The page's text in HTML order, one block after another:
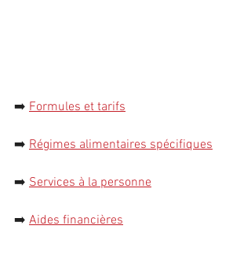
➡️ Formules et tarifs
➡️ Régimes alimentaires spécifiques
➡️ Services à la personne
➡️ Aides financières